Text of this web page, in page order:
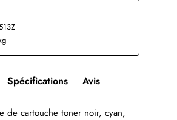
Spécifications Avis
de cartouche toner noir, cyan,